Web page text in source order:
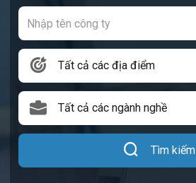
Tất cả các địa điểm
Tất cả các ngành nghề
Tìm kiếm